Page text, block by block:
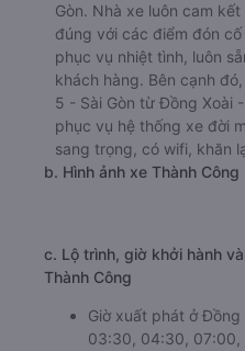
Gòn. Nhà xe luôn cam
đúng với các điểm đón
phục vụ nhiệt tình, luôn
khách hàng. Bên cạnh
5 - Sài Gòn từ Đồng Xoài
phục vụ hệ thống xe đời
sang trọng, có wifi, khăn
b. Hình ảnh xe Thành Công
c. Lộ trình, giờ khởi hành
Thành Công
Giờ xuất phát ở Đồng
03:30, 04:30, 07:00,